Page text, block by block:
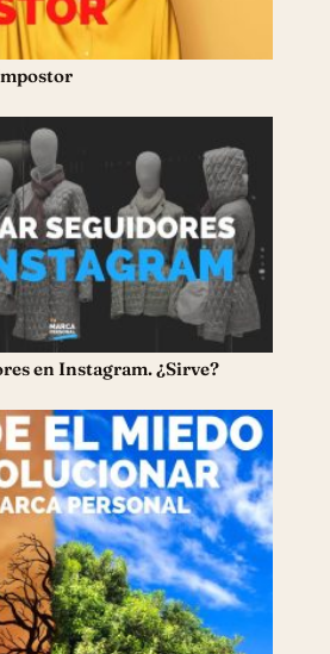
en Instagram. ¿Sirve?